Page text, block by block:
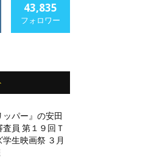
43,835
フォロワー
ッパー』の安田
員 第１９回Ｔ
学生映画祭 ３月